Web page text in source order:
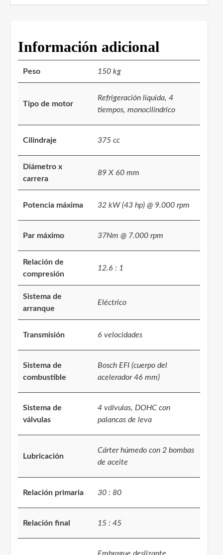
Información adicional
Peso 150 kg
Tipo de motor
Refrigeración líquida, 4
tiempos, monocilíndrico
Cilindraje 375 cc
Diámetro x
carrera
89 X 60 mm
Potencia máxima 32 kW (43 hp) @ 9.000 rpm
Par máximo 37Nm @ 7.000 rpm
Relación de
compresión
12.6 : 1
Sistema de
arranque
Eléctrico
Transmisión 6 velocidades
Sistema de
combustible
Bosch EFI (cuerpo del
acelerador 46 mm)
Sistema de
válvulas
4 válvulas, DOHC con
palancas de leva
Lubricación
Cárter húmedo con 2 bombas
de aceite
Relación primaria 30 : 80
Relación final 15 : 45